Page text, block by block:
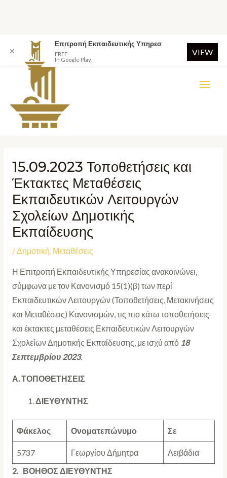
15.09.2023 Τοποθετήσεις και
Έκτακτες Μεταθέσεις
Εκπαιδευτικών Λειτουργών
Σχολείων Δημοτικής
Εκπαίδευσης
/Δημοτική, Μεταθέσεις
Η Επιτροπή Εκπαιδευτικής Υπηρεσίας ανακοινώνει,
σύμφωνα με τον Κανονισμό 15(1)(β) των περί
Εκπαιδευτικών Λειτουργών (Τοποθετήσεις, Μετακινήσεις
και Μεταθέσεις) Κανονισμών, τις πιο κάτω τοποθετήσεις
και έκτακτες μεταθέσεις Εκπαιδευτικών Λειτουργών
Σχολείων Δημοτικής Εκπαίδευσης, με ισχύ από18
Σεπτεμβρίου 2023.
Α. ΤΟΠΟΘΕΤΗΣΕΙΣ
ΔΙΕΥΘΥΝΤΗΣ
Φάκελος Ονοματεπώνυμο Σε
5737 Γεωργίου Δήμητρα
Λειβάδια
2. ΒΟΗΘΟΣ ΔΙΕΥΘΥΝΤΗΣ
✕
Επιτροπή Εκπαιδευτικής Υπηρεσ
FREE
In Google Play
VIEW